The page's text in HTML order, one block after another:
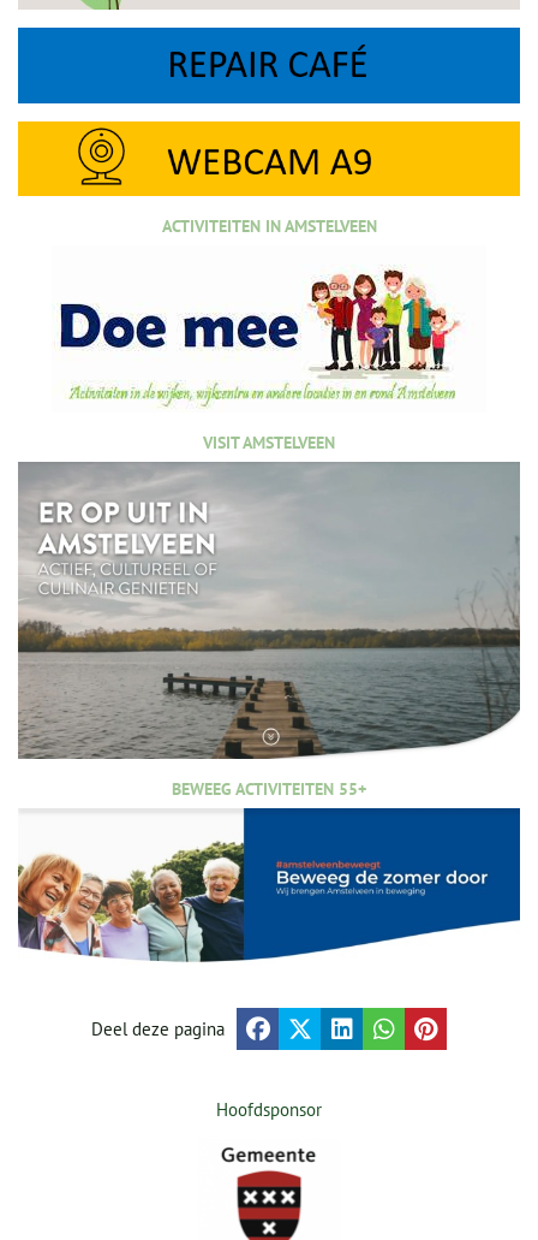
ACTIVITEITEN IN AMSTELVEEN
VISIT AMSTELVEEN
BEWEEG ACTIVITEITEN 55+
Deel deze pagina
Hoofdsponsor